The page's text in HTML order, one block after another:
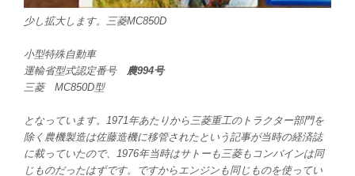
少し拡大します。三菱MC850D
小型特殊自動車
運輸省型式認定番号 農994号
三菱 MC850D型
となっています。1971年あたりから三菱重工のトラクター部門を
除く農機製造は佐藤造機に移管されたという記事が当時の経済誌
に載っていたので、1976年当時はサトーも三菱もコンバインは同
じものだったはずです。ですからエンジンも同じものを使ってい